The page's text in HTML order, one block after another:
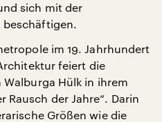
sich mit der
im 19. Jahrhundert
feiert die
Hülk in ihrem
Rausch der Jahre“. Darin
Größen wie die